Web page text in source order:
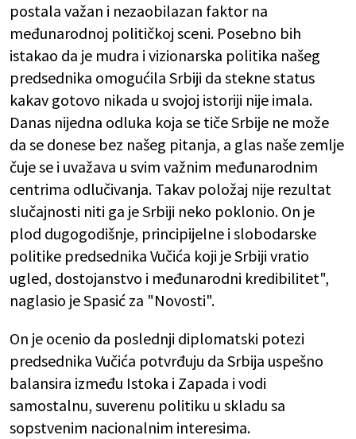
postala važan i nezaobilazan faktor na
međunarodnoj političkoj sceni. Posebno bih
istakao da je mudra i vizionarska politika našeg
predsednika omogućila Srbiji da stekne status
kakav gotovo nikada u svojoj istoriji nije imala.
Danas nijedna odluka koja se tiče Srbije ne može
da se donese bez našeg pitanja, a glas naše zemlje
čuje se i uvažava u svim važnim međunarodnim
centrima odlučivanja. Takav položaj nije rezultat
slučajnosti niti ga je Srbiji neko poklonio. On je
plod dugogodišnje, principijelne i slobodarske
politike predsednika Vučića koji je Srbiji vratio
ugled, dostojanstvo i međunarodni kredibilitet",
naglasio je Spasić za "Novosti".
On je ocenio da poslednji diplomatski potezi
predsednika Vučića potvrđuju da Srbija uspešno
balansira između Istoka i Zapada i vodi
samostalnu, suverenu politiku u skladu sa
sopstvenim nacionalnim interesima.